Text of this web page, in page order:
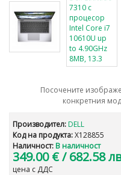
Посочените
конкретния
Производител: DELL
Код на продукта:X128855
Наличност: В наличност
349.00 €/ 682.58
цена с ДДС